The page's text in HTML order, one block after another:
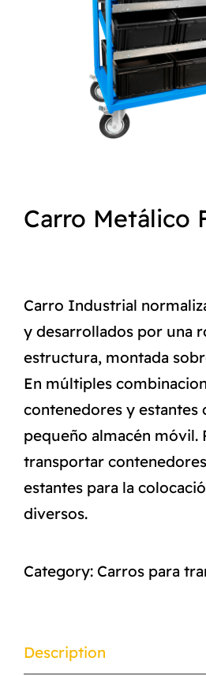
NORMAS ISO
CATÁLOGO
Carro Metálico
Carro Industrial
y desarrollados por una
estructura, montada
En múltiples
contenedores y estantes
pequeño almacén móvil.
transportar
estantes para la
diversos.
Category: Carros para
Description